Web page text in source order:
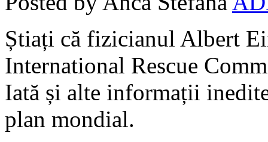
Știați că fizicianul Albert
International Rescue
Iată și alte informații
plan mondial.